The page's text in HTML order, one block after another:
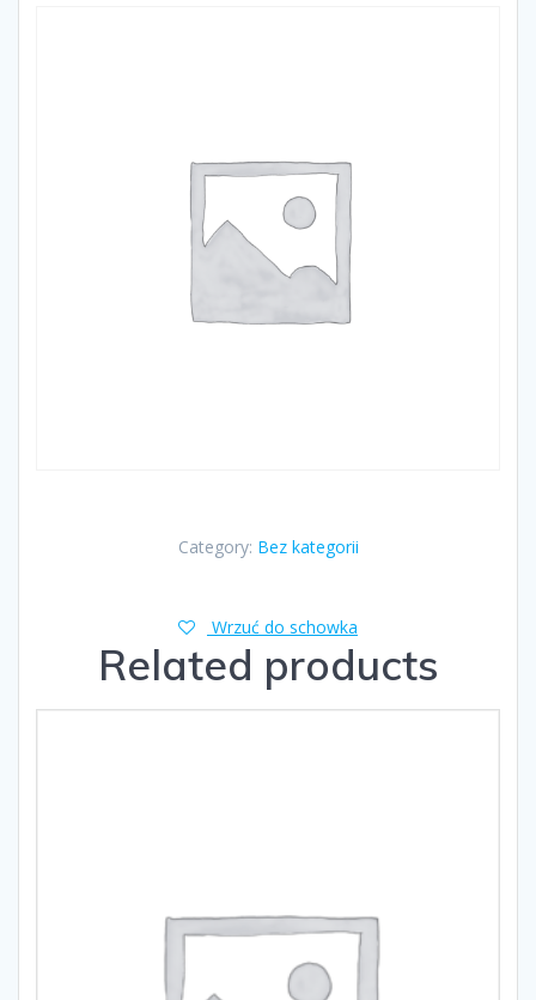
Category: Bez kategorii
Wrzuć do schowka
Related products